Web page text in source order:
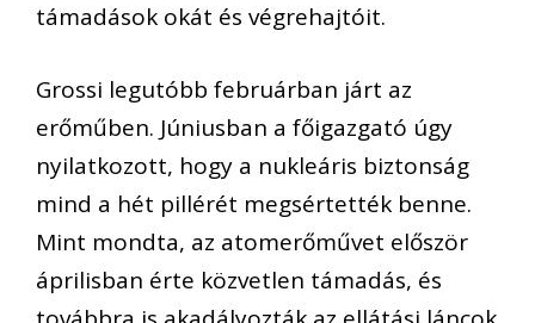
támadások okát és végrehajtóit.
Grossi legutóbb februárban járt az
erőműben. Júniusban a főigazgató úgy
nyilatkozott, hogy a nukleáris biztonság
mind a hét pillérét megsértették benne.
Mint mondta, az atomerőművet először
áprilisban érte közvetlen támadás, és